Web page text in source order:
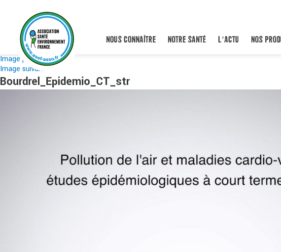
NOUS CONNAÎTRE NOTRE SANTÉ L’ACTU NOS
Image précédente
Image suivante
Bourdrel_Epidemio_CT_str